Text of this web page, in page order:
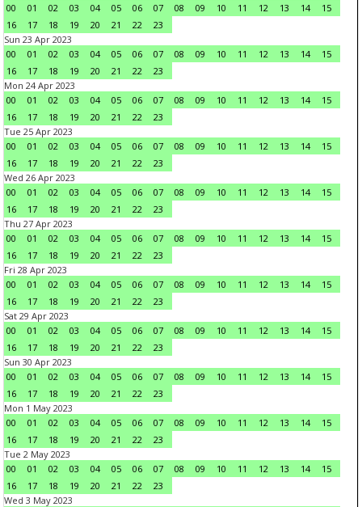
00
01 02 03 04 05 06 07 08 09 10 11 12 13 14
15
16
17 18 19 20 21 22
23
Sun 23 Apr 2023
00
01 02 03 04 05 06 07 08 09 10 11 12 13 14
15
16
17 18 19 20 21 22
23
Mon 24 Apr 2023
00
01 02 03 04 05 06 07 08 09 10 11 12 13 14
15
16
17 18 19 20 21 22
23
Tue 25 Apr 2023
00
01 02 03 04 05 06 07 08 09 10 11 12 13 14
15
16
17 18 19 20 21 22
23
Wed 26 Apr 2023
00
01 02 03 04 05 06 07 08 09 10 11 12 13 14
15
16
17 18 19 20 21 22
23
Thu 27 Apr 2023
00
01 02 03 04 05 06 07 08 09 10 11 12 13 14
15
16
17 18 19 20 21 22
23
Fri 28 Apr 2023
00
01 02 03 04 05 06 07 08 09 10 11 12 13 14
15
16
17 18 19 20 21 22
23
Sat 29 Apr 2023
00
01 02 03 04 05 06 07 08 09 10 11 12 13 14
15
16
17 18 19 20 21 22
23
Sun 30 Apr 2023
00
01 02 03 04 05 06 07 08 09 10 11 12 13 14
15
16
17 18 19 20 21 22
23
Mon 1 May 2023
00
01 02 03 04 05 06 07 08 09 10 11 12 13 14
15
16
17 18 19 20 21 22
23
Tue 2 May 2023
00
01 02 03 04 05 06 07 08 09 10 11 12 13 14
15
16
17 18 19 20 21 22
23
Wed 3 May 2023